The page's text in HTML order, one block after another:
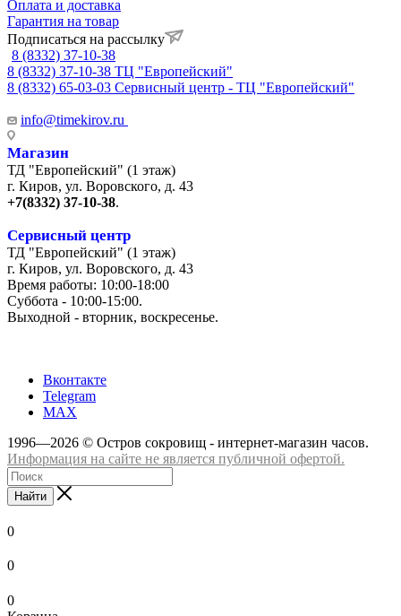
Оплата и доставка
Гарантия на товар
Подписаться на рассылку
8 (8332) 37-10-38
8 (8332) 37-10-38 ТЦ "Европейский"
8 (8332) 65-03-03 Сервисный центр - ТЦ "Европейский"
info@timekirov.ru
Магазин
ТД "Европейский" (1 этаж)
г. Киров, ул. Воровского, д. 43
+7(8332) 37-10-38.
Сервисный центр
ТД "Европейский" (1 этаж)
г. Киров, ул. Воровского, д. 43
Время работы: 10:00-18:00
Суббота - 10:00-15:00.
Выходной - вторник, воскресенье.
Вконтакте
Telegram
MAX
1996—2026 © Остров сокровищ - интернет-магазин часов.
Информация на сайте не является публичной офертой.
Найти
0
0
0